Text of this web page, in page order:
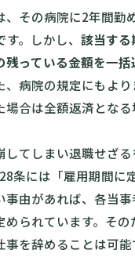
、その病院に2年間勤
。しかし、 該当する
残っている金額を一
、病院の規定にもよ
場合は全額返済とな
してしまい退職せざ
条には「雇用期間に
事由があれば、各当
められています。そ
事を辞めることは可